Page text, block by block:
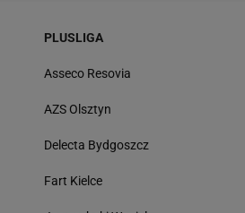
PLUSLIGA
Asseco Resovia
AZS Olsztyn
Delecta Bydgoszcz
Fart Kielce